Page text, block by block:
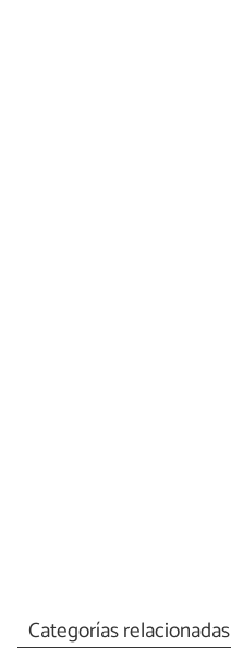
Categorías relacionadas